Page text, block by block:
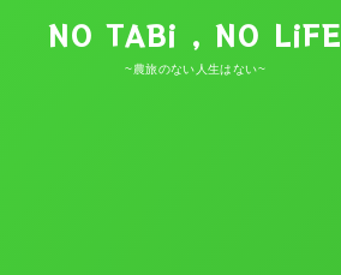
NO TABi , NO LiFE
~農旅のない人生はない~